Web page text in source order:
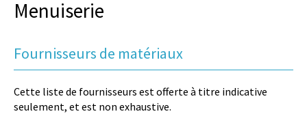
Menuiserie
Fournisseurs de matériaux
Cette liste de fournisseurs est offerte à titre indicative
seulement, et est non exhaustive.